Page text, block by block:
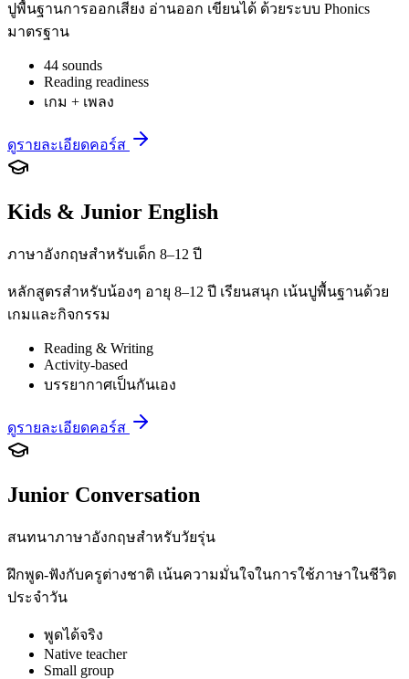
ปูพื้นฐานการออกเสียง อ่านออก เขียนได้ ด้วยระบบ Phonics
มาตรฐาน
44 sounds
Reading readiness
เกม + เพลง
ดูรายละเอียดคอร์ส
Kids & Junior English
ภาษาอังกฤษสำหรับเด็ก 8–12 ปี
หลักสูตรสำหรับน้องๆ อายุ 8–12 ปี เรียนสนุก เน้นปูพื้นฐานด้วย
เกมและกิจกรรม
Reading & Writing
Activity-based
บรรยากาศเป็นกันเอง
ดูรายละเอียดคอร์ส
Junior Conversation
สนทนาภาษาอังกฤษสำหรับวัยรุ่น
ฝึกพูด-ฟังกับครูต่างชาติ เน้นความมั่นใจในการใช้ภาษาในชีวิต
ประจำวัน
พูดได้จริง
Native teacher
Small group